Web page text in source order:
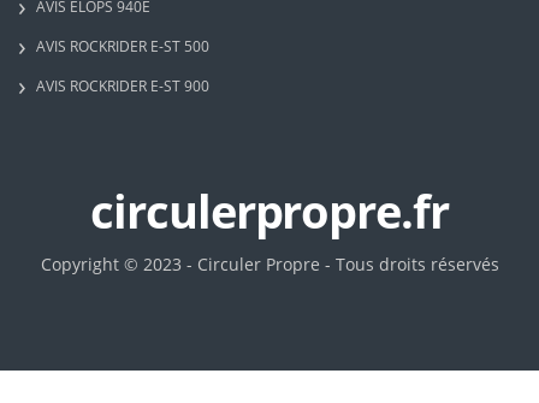
AVIS ELOPS 940E
AVIS ROCKRIDER E-ST 500
AVIS ROCKRIDER E-ST 900
circulerpropre.fr
Copyright © 2023 - Circuler Propre - Tous droits réservés